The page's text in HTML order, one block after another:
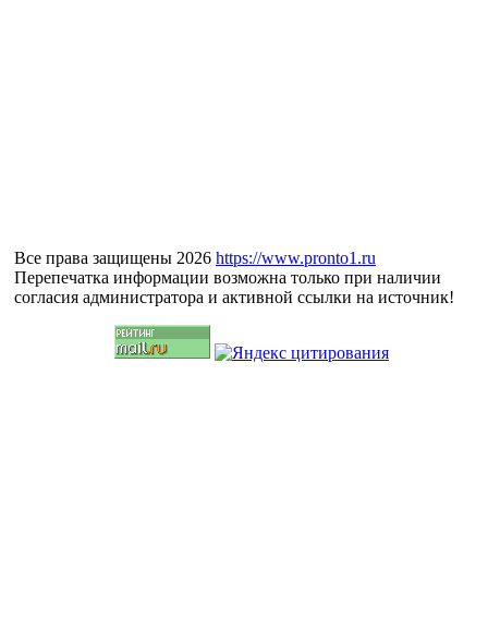
Все права защищены 2026 https://www.pronto1.ru
Перепечатка информации возможна только при наличии
согласия администратора и активной ссылки на источник!